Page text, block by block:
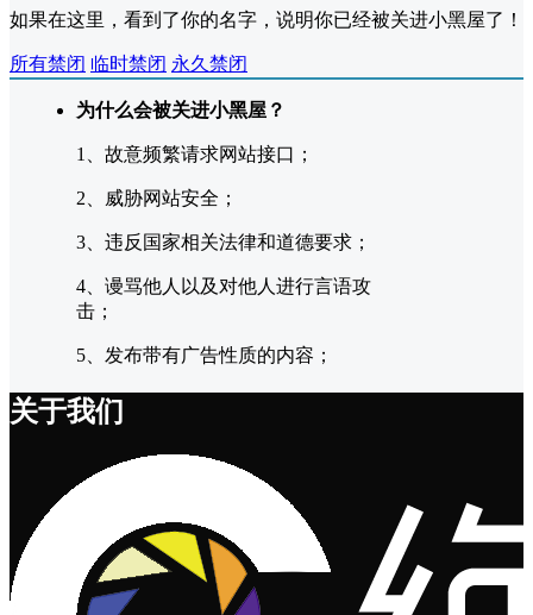
如果在这里，看到了你的名字，说明你已经被关进小黑屋了！
所有禁闭 临时禁闭 永久禁闭
为什么会被关进小黑屋？
1、故意频繁请求网站接口；
2、威胁网站安全；
3、违反国家相关法律和道德要求；
4、谩骂他人以及对他人进行言语攻
击；
5、发布带有广告性质的内容；
关于我们